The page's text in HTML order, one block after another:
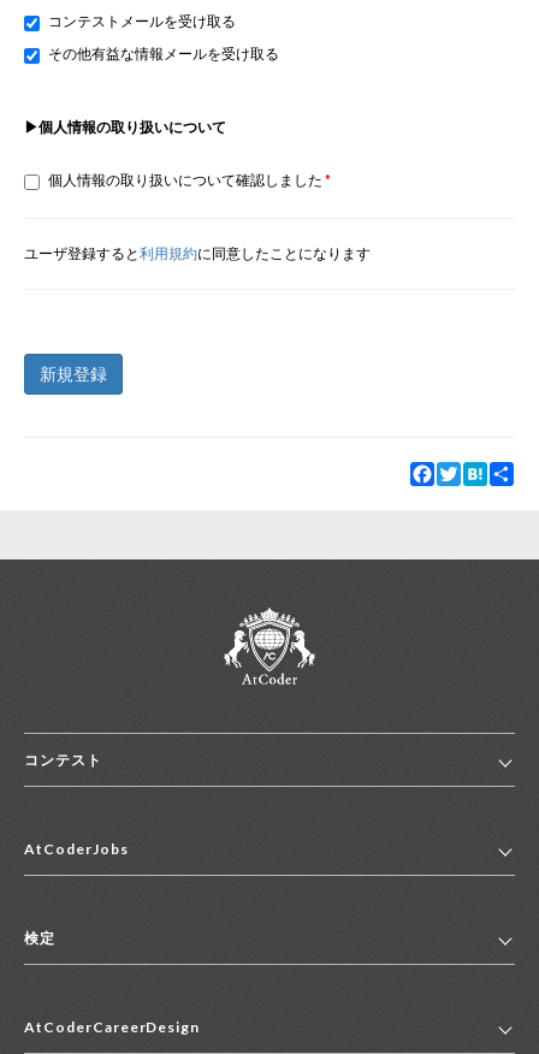
コンテストメールを受け取る
その他有益な情報メールを受け取る
▶個人情報の取り扱いについて
個人情報の取り扱いについて確認しました
ユーザ登録すると利用規約に同意したことになります
新規登録
Facebook
TwitterHatena
コンテスト
コンテスト一覧
便利リンク集
AtCoderJobs
2027年新卒採用求人一覧
中途採用求人一覧
検定
マイページ
AtCoderCareerDesign